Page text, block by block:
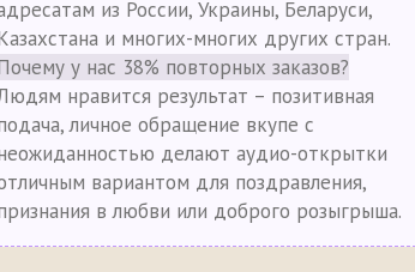
из России, Украины, Беларуси,
и многих-многих других стран.
у нас 38% повторных заказов?
нравится результат – позитивная
личное обращение вкупе с
делают аудио-открытки
вариантом для поздравления,
в любви или доброго розыгрыша.